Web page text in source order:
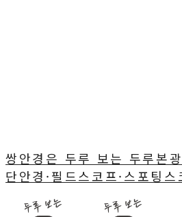
쌍안경은 두루 보는 두루본
단안경·필드스코프·스포팅